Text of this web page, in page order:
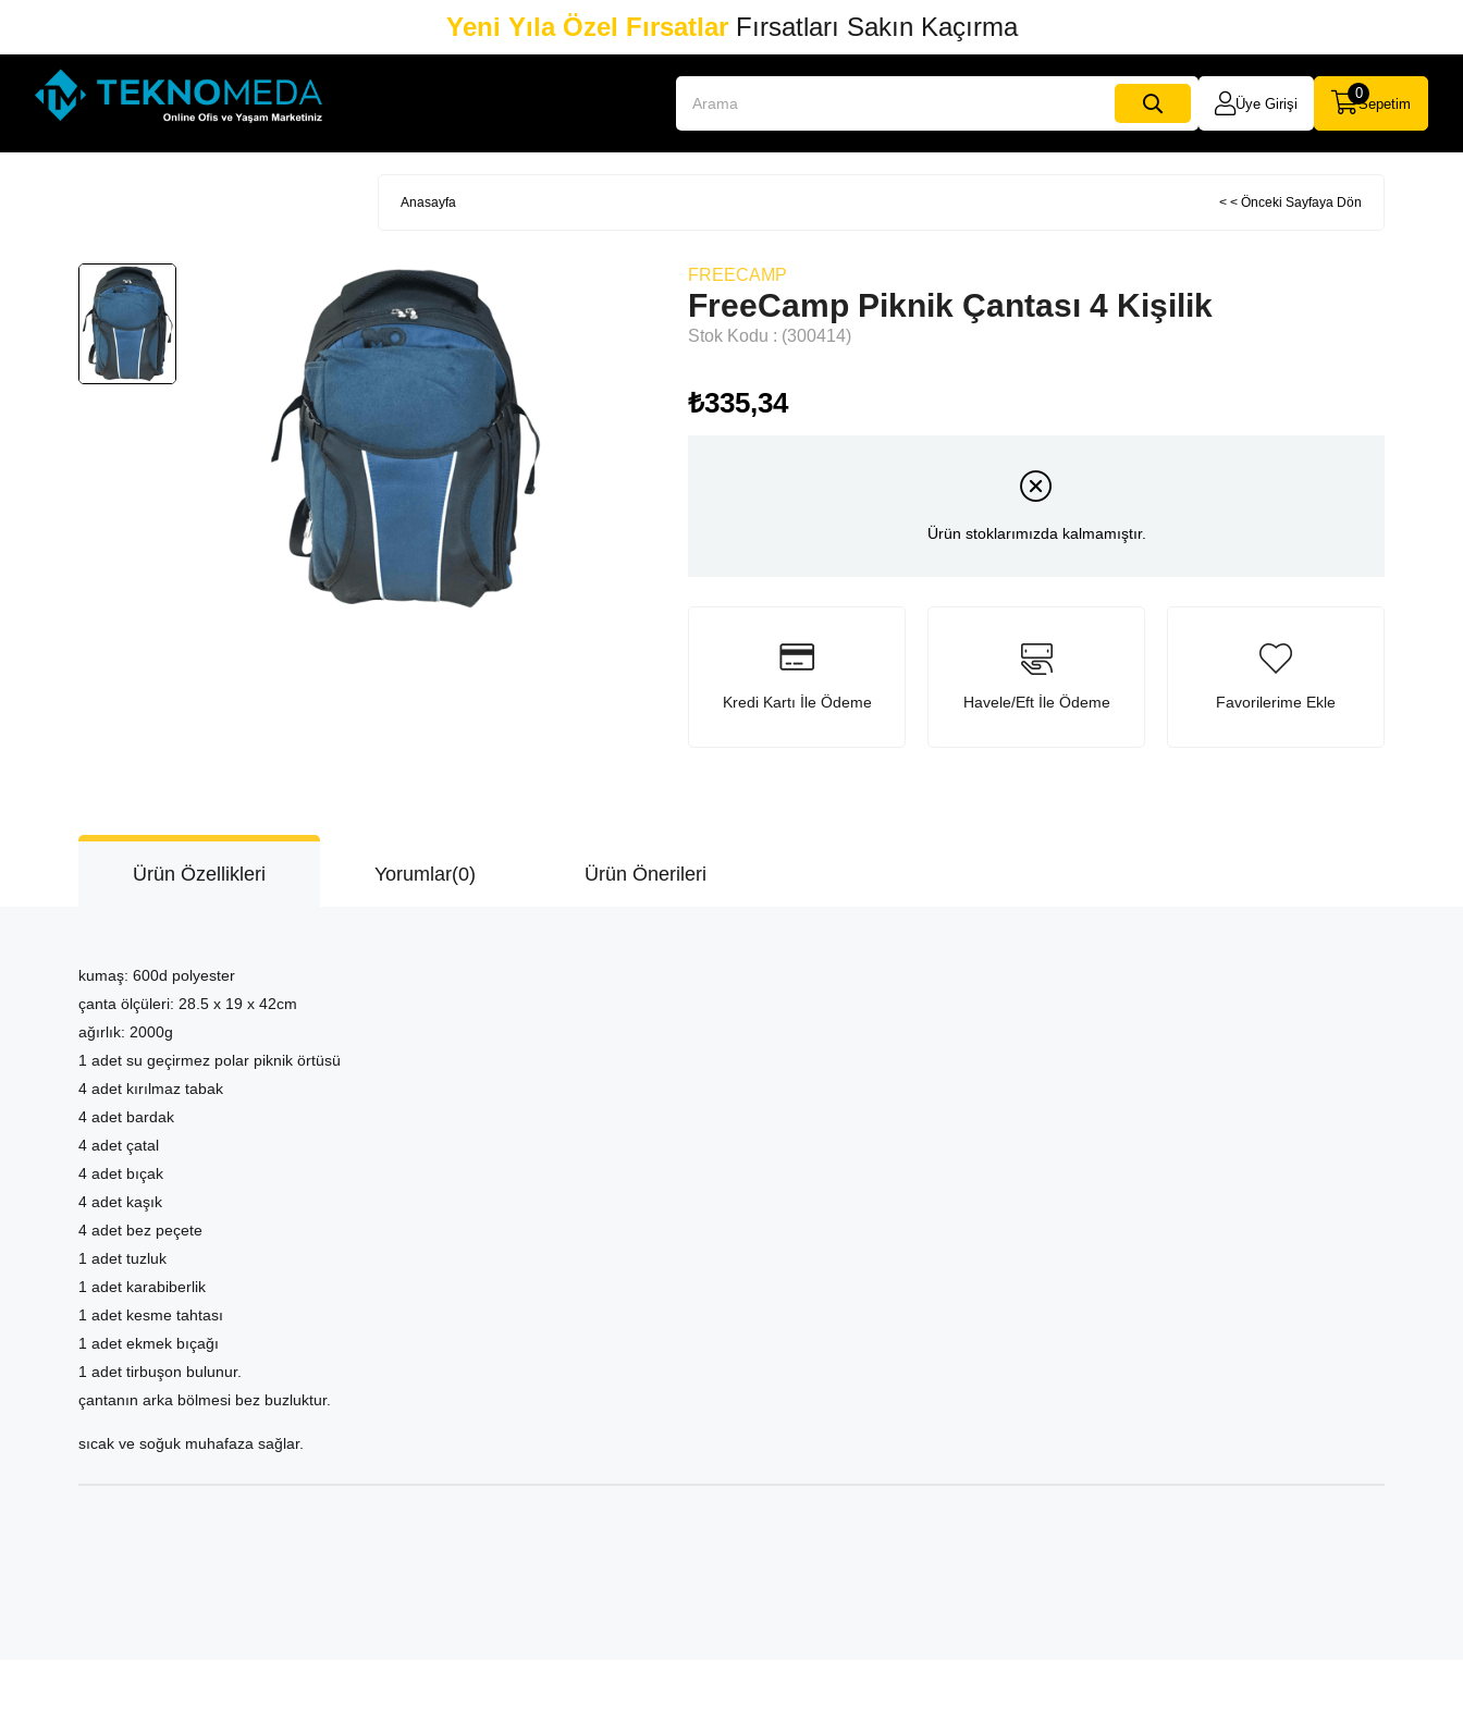
Yeni Yıla Özel FırsatlarFırsatları Sakın Kaçırma
Üye Girişi Sepetim
0
Anasayfa < < Önceki Sayfaya Dön
FREECAMP
FreeCamp Piknik Çantası 4 Kişilik
Stok Kodu (300414)
₺335,34
Ürün stoklarımızda kalmamıştır.
Kredi Kartı İle Ödeme Havele/Eft İle Ödeme Favorilerime Ekle
Ürün Özellikleri Yorumlar(0) Ürün Önerileri
kumaş: 600d polyester
çanta ölçüleri: 28.5 x 19 x 42cm
ağırlık: 2000g
1 adet su geçirmez polar piknik örtüsü
4 adet kırılmaz tabak
4 adet bardak
4 adet çatal
4 adet bıçak
4 adet kaşık
4 adet bez peçete
1 adet tuzluk
1 adet karabiberlik
1 adet kesme tahtası
1 adet ekmek bıçağı
1 adet tirbuşon bulunur.
çantanın arka bölmesi bez buzluktur.
sıcak ve soğuk muhafaza sağlar.